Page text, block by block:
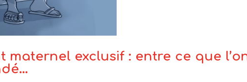
maternel exclusif : entre ce que